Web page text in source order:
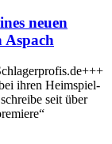
neuen
Aspach
ihren Heimspiel-
seit über